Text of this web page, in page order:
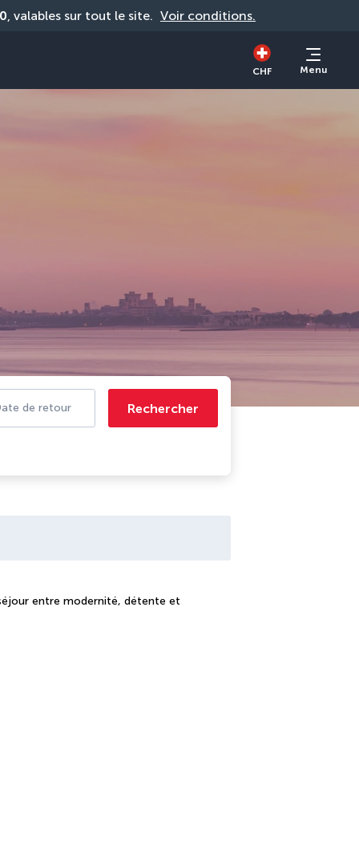
, valables sur tout le site. Voir conditions.
CHF Menu
de retour Rechercher
entre modernité, détente et